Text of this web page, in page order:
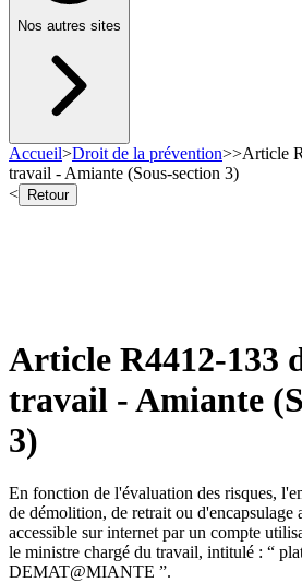
Nos autres sites
Accueil>Droit de la prévention>>Article
travail - Amiante (Sous-section 3)
<
Retour
Article R4412-133
travail - Amiante
3)
En fonction de l'évaluation des risques,
de démolition, de retrait ou d'encapsulage
accessible sur internet par un compte
le ministre chargé du travail, intitulé : “
DEMAT@MIANTE ”.